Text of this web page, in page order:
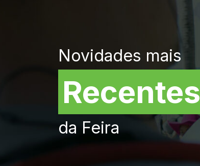
Novidades mais
Recentes
da Feira